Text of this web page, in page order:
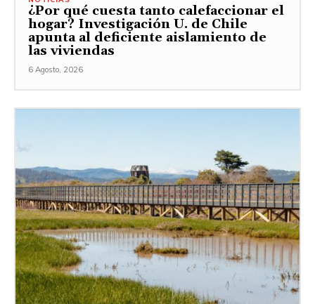
¿Por qué cuesta tanto calefaccionar el
hogar? Investigación U. de Chile
apunta al deficiente aislamiento de
las viviendas
6 Agosto, 2026